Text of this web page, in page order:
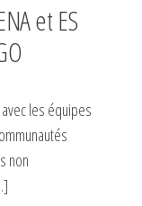
et ES
les équipes
non